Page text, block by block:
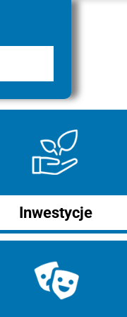
Inwestycje